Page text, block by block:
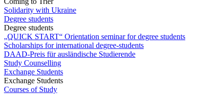
Solidarity with Ukraine
Degree students
Degree students
„QUICK START“ Orientation seminar for degree students
Scholarships for international degree-students
DAAD-Preis für ausländische Studierende
Study Counselling
Exchange Students
Exchange Students
Courses of Study